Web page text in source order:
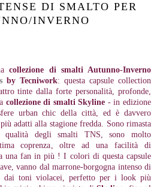
DI SMALTO PER
INVERNO
collezione di smalti Autunno-Inverno
by Tecniwork: questa capsule collection
tinte dalla forte personalità, profonde,
collezione di smalti Skyline - in edizione
urban chic della città, ed è davvero
adatti alla stagione fredda. Sono rimasta
qualità degli smalti TNS, sono molto
coprenza, oltre ad una facilità di
una fan in più ! I colori di questa capsule
vanno dal marrone-borgogna intenso di
dai toni violacei, perfetto per i look più